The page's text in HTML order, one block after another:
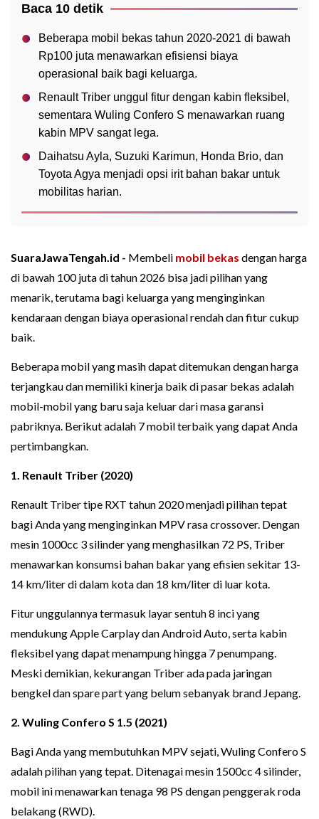
Baca 10 detik
Beberapa mobil bekas tahun 2020-2021 di bawah
Rp100 juta menawarkan efisiensi biaya
operasional baik bagi keluarga.
Renault Triber unggul fitur dengan kabin fleksibel,
sementara Wuling Confero S menawarkan ruang
kabin MPV sangat lega.
Daihatsu Ayla, Suzuki Karimun, Honda Brio, dan
Toyota Agya menjadi opsi irit bahan bakar untuk
mobilitas harian.
SuaraJawaTengah.id - Membeli mobil bekas dengan harga
di bawah 100 juta di tahun 2026 bisa jadi pilihan yang
menarik, terutama bagi keluarga yang menginginkan
kendaraan dengan biaya operasional rendah dan fitur cukup
baik.
Beberapa mobil yang masih dapat ditemukan dengan harga
terjangkau dan memiliki kinerja baik di pasar bekas adalah
mobil-mobil yang baru saja keluar dari masa garansi
pabriknya. Berikut adalah 7 mobil terbaik yang dapat Anda
pertimbangkan.
1. Renault Triber (2020)
Renault Triber tipe RXT tahun 2020 menjadi pilihan tepat
bagi Anda yang menginginkan MPV rasa crossover. Dengan
mesin 1000cc 3 silinder yang menghasilkan 72 PS, Triber
menawarkan konsumsi bahan bakar yang efisien sekitar 13-
14 km/liter di dalam kota dan 18 km/liter di luar kota.
Fitur unggulannya termasuk layar sentuh 8 inci yang
mendukung Apple Carplay dan Android Auto, serta kabin
fleksibel yang dapat menampung hingga 7 penumpang.
Meski demikian, kekurangan Triber ada pada jaringan
bengkel dan spare part yang belum sebanyak brand Jepang.
2. Wuling Confero S 1.5 (2021)
Bagi Anda yang membutuhkan MPV sejati, Wuling Confero S
adalah pilihan yang tepat. Ditenagai mesin 1500cc 4 silinder,
mobil ini menawarkan tenaga 98 PS dengan penggerak roda
belakang (RWD).